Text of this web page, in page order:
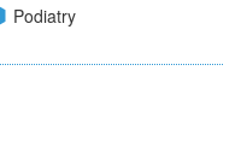
Podiatry